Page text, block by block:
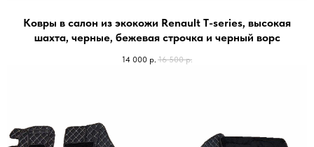
Ковры в салон из экокожи Renault T-series, высокая
шахта, черные, бежевая строчка и черный ворc
14 000 р. 16 500 р.